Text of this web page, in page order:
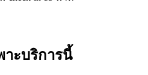
ะบริการนี้